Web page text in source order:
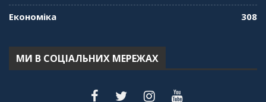
Економіка
308
МИ В СОЦІАЛЬНИХ МЕРЕЖАХ